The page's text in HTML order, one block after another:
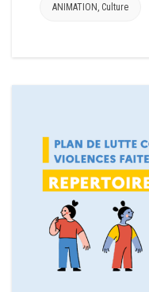
ANIMATION, Culture